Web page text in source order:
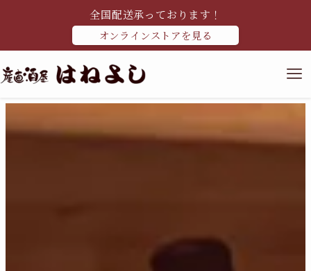
全国配送承っております！
オンラインストアを見る